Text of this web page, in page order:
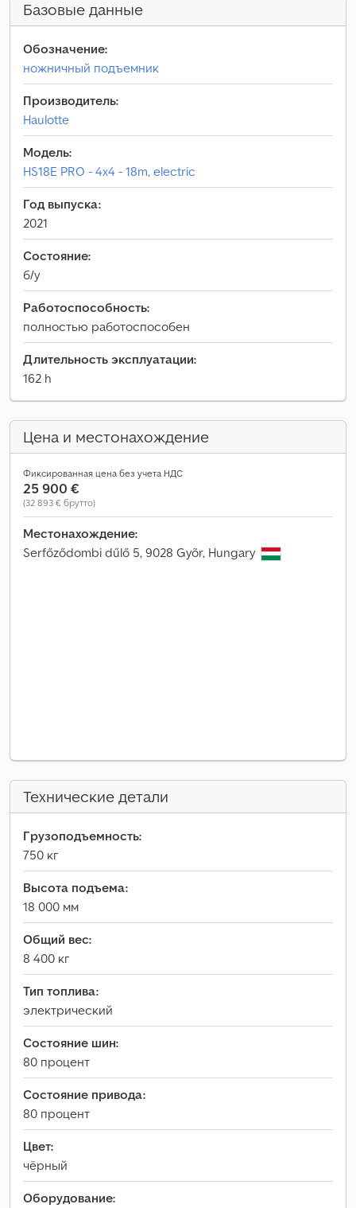
Базовые данные
Обозначение:
ножничный подъемник
Производитель:
Haulotte
Модель:
HS18E PRO - 4x4 - 18m, electric
Год выпуска:
2021
Состояние:
б/у
Работоспособность:
полностью работоспособен
Длительность эксплуатации:
162 h
Цена и местонахождение
Фиксированная цена без учета НДС
25 900 €
(32 893 € брутто)
Местонахождение:
Serfőződombi dűlő 5, 9028 Gyõr, Hungary
Технические детали
Грузоподъемность:
750 кг
Высота подъема:
18 000 мм
Общий вес:
8 400 кг
Тип топлива:
электрический
Состояние шин:
80 процент
Состояние привода:
80 процент
Цвет:
чёрный
Оборудование: